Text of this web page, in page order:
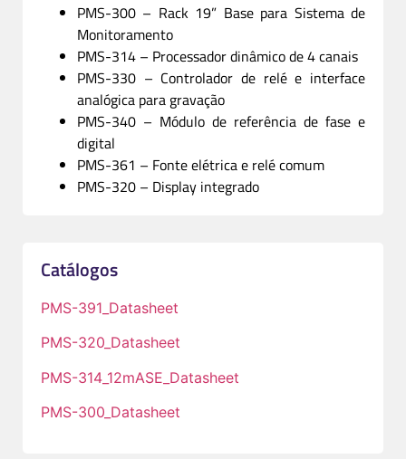
PMS-300 – Rack 19” Base para Sistema de
Monitoramento
PMS-314 – Processador dinâmico de 4 canais
PMS-330 – Controlador de relé e interface
analógica para gravação
PMS-340 – Módulo de referência de fase e
digital
PMS-361 – Fonte elétrica e relé comum
PMS-320 – Display integrado
Catálogos
PMS-391_Datasheet
PMS-320_Datasheet
PMS-314_12mASE_Datasheet
PMS-300_Datasheet